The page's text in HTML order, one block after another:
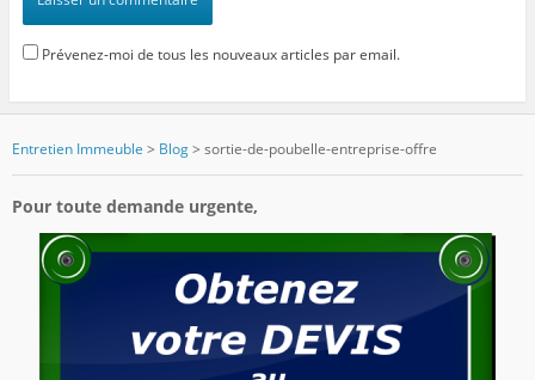
Prévenez-moi de tous les nouveaux articles par email.
Entretien Immeuble > Blog> sortie-de-poubelle-entreprise-offre
Pour toute demande urgente,